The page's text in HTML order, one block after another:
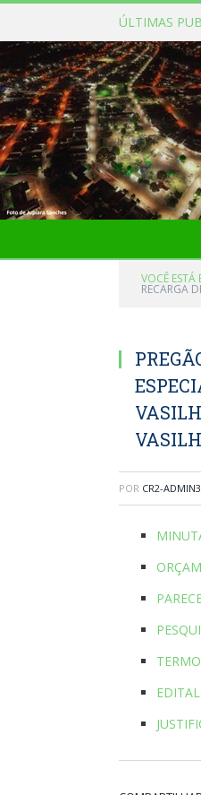
ÚLTIMAS
VOCÊ ESTÁ
RECARGA
POR CR2-ADMIN3
EDITAL